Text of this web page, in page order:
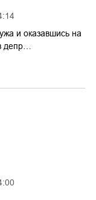
и оказавшись на
депр…